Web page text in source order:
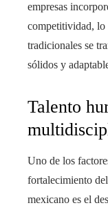
empresas
competitividad, lo
tradicionales se
sólidos y
Talento
Uno de los
fortalecimiento
mexicano es el